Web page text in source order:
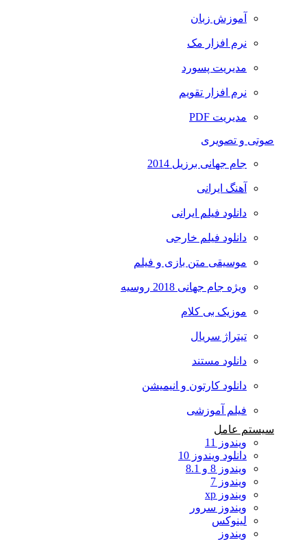
آموزش زبان
نرم افزار مک
مدیریت پسورد
نرم افزار تقویم
مدیریت PDF
صوتی و تصویری
جام جهانی برزیل 2014
آهنگ ایرانی
دانلود فیلم ایرانی
دانلود فیلم خارجی
موسیقی متن بازی و فیلم
ویژه جام جهانی 2018 روسیه
موزیک بی کلام
تیتراژ سریال
دانلود مستند
دانلود کارتون و انیمیشن
فیلم آموزشی
سیستم عامل
ویندوز 11
دانلود ویندوز 10
ویندوز 8 و 8.1
ویندوز 7
ویندوز xp
ویندوز سرور
لینوکس
ویندوز